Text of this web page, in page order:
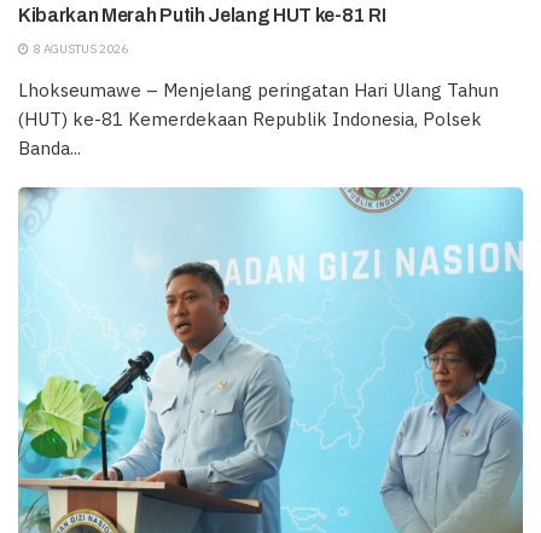
Kibarkan Merah Putih Jelang HUT ke-81 RI
8 AGUSTUS 2026
Lhokseumawe – Menjelang peringatan Hari Ulang Tahun
(HUT) ke-81 Kemerdekaan Republik Indonesia, Polsek
Banda...